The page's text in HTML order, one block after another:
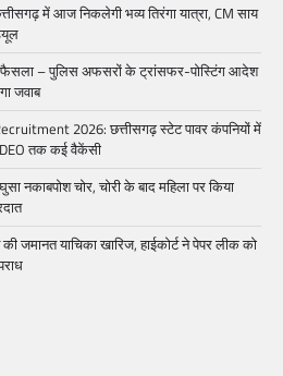
में आज निकलेगी भव्य तिरंगा यात्रा, CM साय
फैसला – पुलिस अफसरों के ट्रांसफर-पोस्टिंग आदेश
जवाब
2026: छत्तीसगढ़ स्टेट पावर कंपनियों में
DEO तक कई वैकेंसी
नकाबपोश चोर, चोरी के बाद महिला पर किया
की जमानत याचिका खारिज, हाईकोर्ट ने पेपर लीक को